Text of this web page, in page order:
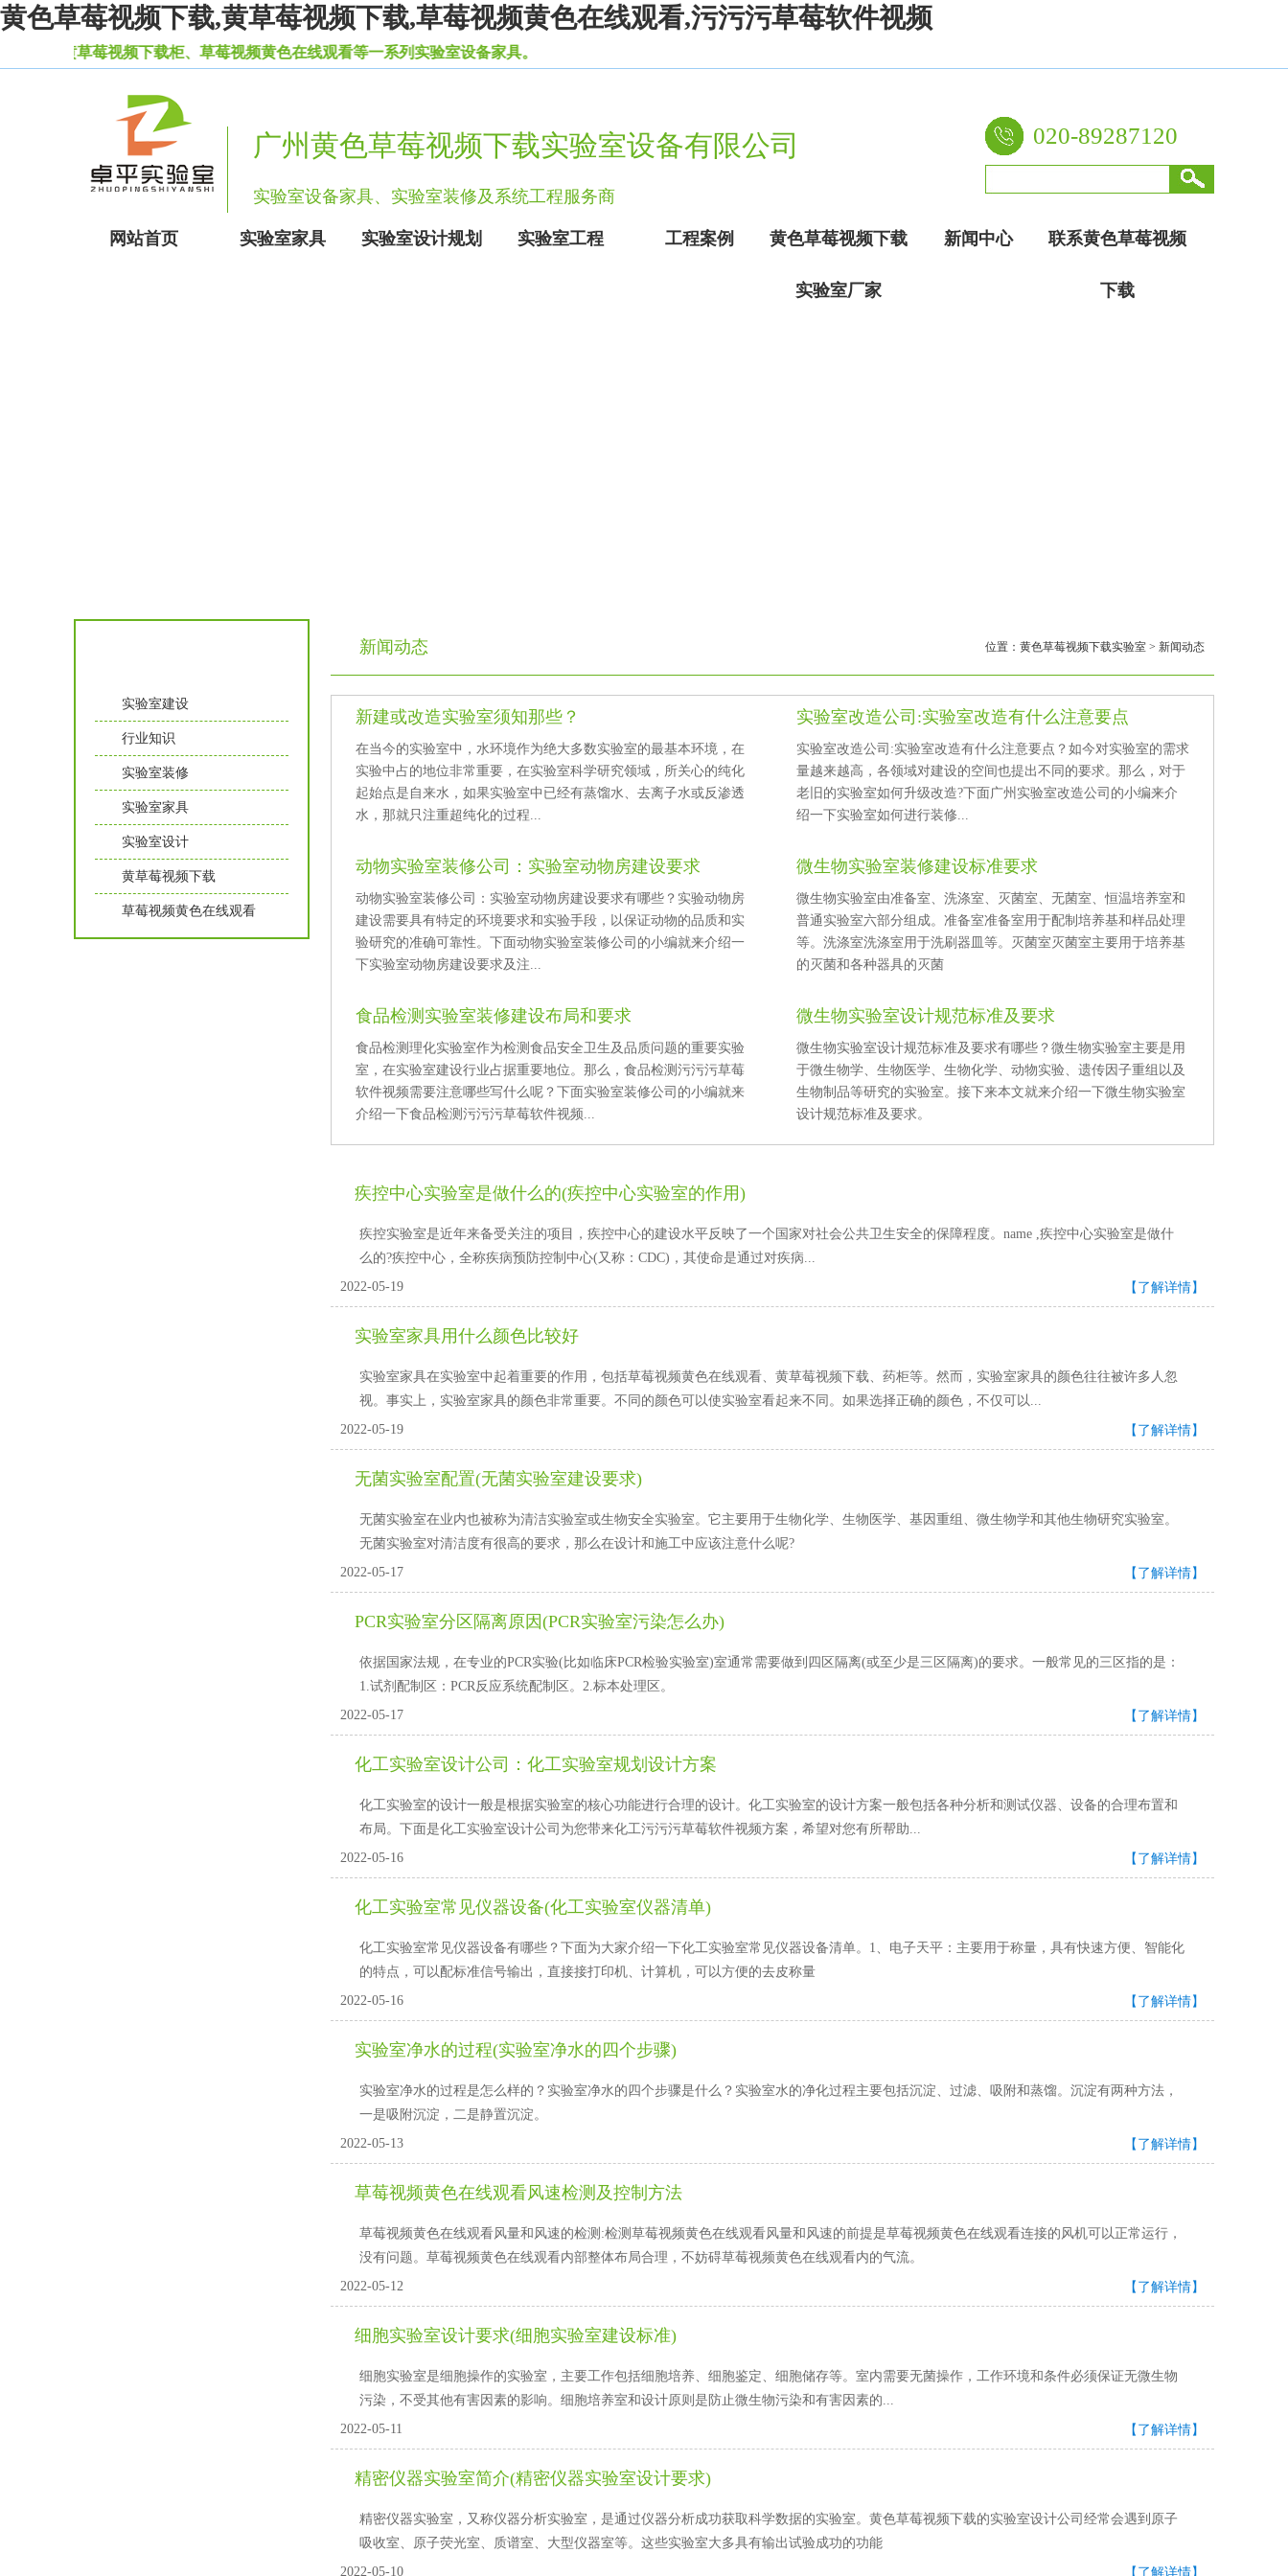
黄色草莓视频下载,黄草莓视频下载,草莓视频黄色在线观看,污污污草莓软件视频
草莓视频下载柜、草莓视频黄色在线观看等一系列实验室设备家具。
广州黄色草莓视频下载实验室设备有限公司
实验室设备家具、实验室装修及系统工程服务商
020-89287120
网站首页 实验室家具 实验室设计规划 实验室工程 工程案例 黄色草莓视频下载
实验室厂家
新闻中心 联系黄色草莓视频
下载
实验室建设
行业知识
实验室装修
实验室家具
实验室设计
黄草莓视频下载
草莓视频黄色在线观看
位置： 黄色草莓视频下载实验室 > 新闻动态
新闻动态
新建或改造实验室须知那些？
在当今的实验室中，水环境作为绝大多数实验室的最基本环境，在
实验中占的地位非常重要，在实验室科学研究领域，所关心的纯化
起始点是自来水，如果实验室中已经有蒸馏水、去离子水或反渗透
水，那就只注重超纯化的过程...
实验室改造公司:实验室改造有什么注意要点
实验室改造公司:实验室改造有什么注意要点？如今对实验室的需求
量越来越高，各领域对建设的空间也提出不同的要求。那么，对于
老旧的实验室如何升级改造?下面广州实验室改造公司的小编来介
绍一下实验室如何进行装修...
动物实验室装修公司：实验室动物房建设要求
动物实验室装修公司：实验室动物房建设要求有哪些？实验动物房
建设需要具有特定的环境要求和实验手段，以保证动物的品质和实
验研究的准确可靠性。下面动物实验室装修公司的小编就来介绍一
下实验室动物房建设要求及注...
微生物实验室装修建设标准要求
微生物实验室由准备室、洗涤室、灭菌室、无菌室、恒温培养室和
普通实验室六部分组成。准备室准备室用于配制培养基和样品处理
等。洗涤室洗涤室用于洗刷器皿等。灭菌室灭菌室主要用于培养基
的灭菌和各种器具的灭菌
食品检测实验室装修建设布局和要求
食品检测理化实验室作为检测食品安全卫生及品质问题的重要实验
室，在实验室建设行业占据重要地位。那么，食品检测污污污草莓
软件视频需要注意哪些写什么呢？下面实验室装修公司的小编就来
介绍一下食品检测污污污草莓软件视频...
微生物实验室设计规范标准及要求
微生物实验室设计规范标准及要求有哪些？微生物实验室主要是用
于微生物学、生物医学、生物化学、动物实验、遗传因子重组以及
生物制品等研究的实验室。接下来本文就来介绍一下微生物实验室
设计规范标准及要求。
疾控中心实验室是做什么的(疾控中心实验室的作用)
疾控实验室是近年来备受关注的项目，疾控中心的建设水平反映了一个国家对社会公共卫生安全的保障程度。name ,疾控中心实验室是做什
么的?疾控中心，全称疾病预防控制中心(又称：CDC)，其使命是通过对疾病...
2022-05-19
【了解详情】
实验室家具用什么颜色比较好
实验室家具在实验室中起着重要的作用，包括草莓视频黄色在线观看、黄草莓视频下载、药柜等。然而，实验室家具的颜色往往被许多人忽
视。事实上，实验室家具的颜色非常重要。不同的颜色可以使实验室看起来不同。如果选择正确的颜色，不仅可以...
2022-05-19
【了解详情】
无菌实验室配置(无菌实验室建设要求)
无菌实验室在业内也被称为清洁实验室或生物安全实验室。它主要用于生物化学、生物医学、基因重组、微生物学和其他生物研究实验室。
无菌实验室对清洁度有很高的要求，那么在设计和施工中应该注意什么呢?
2022-05-17
【了解详情】
PCR实验室分区隔离原因(PCR实验室污染怎么办)
依据国家法规，在专业的PCR实验(比如临床PCR检验实验室)室通常需要做到四区隔离(或至少是三区隔离)的要求。一般常见的三区指的是：
1.试剂配制区：PCR反应系统配制区。2.标本处理区。
2022-05-17
【了解详情】
化工实验室设计公司：化工实验室规划设计方案
化工实验室的设计一般是根据实验室的核心功能进行合理的设计。化工实验室的设计方案一般包括各种分析和测试仪器、设备的合理布置和
布局。下面是化工实验室设计公司为您带来化工污污污草莓软件视频方案，希望对您有所帮助...
2022-05-16
【了解详情】
化工实验室常见仪器设备(化工实验室仪器清单)
化工实验室常见仪器设备有哪些？下面为大家介绍一下化工实验室常见仪器设备清单。1、电子天平：主要用于称量，具有快速方便、智能化
的特点，可以配标准信号输出，直接接打印机、计算机，可以方便的去皮称量
2022-05-16
【了解详情】
实验室净水的过程(实验室净水的四个步骤)
实验室净水的过程是怎么样的？实验室净水的四个步骤是什么？实验室水的净化过程主要包括沉淀、过滤、吸附和蒸馏。沉淀有两种方法，
一是吸附沉淀，二是静置沉淀。
2022-05-13
【了解详情】
草莓视频黄色在线观看风速检测及控制方法
草莓视频黄色在线观看风量和风速的检测:检测草莓视频黄色在线观看风量和风速的前提是草莓视频黄色在线观看连接的风机可以正常运行，
没有问题。草莓视频黄色在线观看内部整体布局合理，不妨碍草莓视频黄色在线观看内的气流。
2022-05-12
【了解详情】
细胞实验室设计要求(细胞实验室建设标准)
细胞实验室是细胞操作的实验室，主要工作包括细胞培养、细胞鉴定、细胞储存等。室内需要无菌操作，工作环境和条件必须保证无微生物
污染，不受其他有害因素的影响。细胞培养室和设计原则是防止微生物污染和有害因素的...
2022-05-11
【了解详情】
精密仪器实验室简介(精密仪器实验室设计要求)
精密仪器实验室，又称仪器分析实验室，是通过仪器分析成功获取科学数据的实验室。黄色草莓视频下载的实验室设计公司经常会遇到原子
吸收室、原子荧光室、质谱室、大型仪器室等。这些实验室大多具有输出试验成功的功能
2022-05-10
【了解详情】